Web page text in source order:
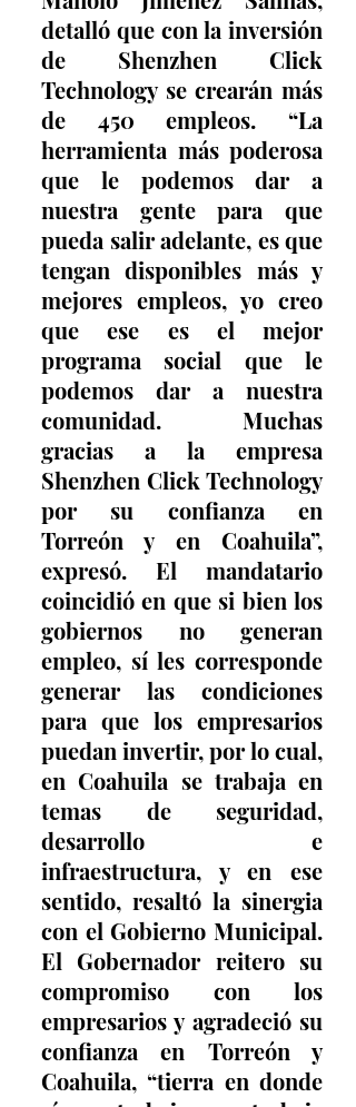
detalló que con la inversión
de Shenzhen Click
Technology se crearán más
de 450 empleos. “La
herramienta más poderosa
que le podemos dar a
nuestra gente para que
pueda salir adelante, es que
tengan disponibles más y
mejores empleos, yo creo
que ese es el mejor
programa social que le
podemos dar a nuestra
comunidad. Muchas
gracias a la empresa
Shenzhen Click Technology
por su confianza en
Torreón y en Coahuila”,
expresó. El mandatario
coincidió en que si bien los
gobiernos no generan
empleo, sí les corresponde
generar las condiciones
para que los empresarios
puedan invertir, por lo cual,
en Coahuila se trabaja en
temas de seguridad,
desarrollo e
infraestructura, y en ese
sentido, resaltó la sinergia
con el Gobierno Municipal.
El Gobernador reitero su
compromiso con los
empresarios y agradeció su
confianza en Torreón y
Coahuila, “tierra en donde